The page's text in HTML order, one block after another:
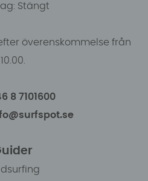
Stängt
överenskommelse från
10.00.
8 7101600